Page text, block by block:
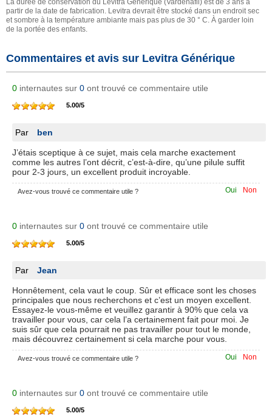
partir de la date de fabrication. Levitra devrait être stocké dans un endroit sec
et sombre à la température ambiante mais pas plus de 30 ° C. À garder loin
de la portée des enfants.
Commentaires et avis sur Levitra Générique
0 internautes sur 0 ont trouvé ce commentaire utile
5.00/5
Par ben
J’étais sceptique à ce sujet, mais cela marche exactement
comme les autres l’ont décrit, c’est-à-dire, qu’une pilule suffit
pour 2-3 jours, un excellent produit incroyable.
Non
Oui
Avez-vous trouvé ce commentaire utile ?
0 internautes sur 0 ont trouvé ce commentaire utile
5.00/5
Par Jean
Honnêtement, cela vaut le coup. Sûr et efficace sont les choses
principales que nous recherchons et c’est un moyen excellent.
Essayez-le vous-même et veuillez garantir à 90% que cela va
travailler pour vous, car cela l’a certainement fait pour moi. Je
suis sûr que cela pourrait ne pas travailler pour tout le monde,
mais découvrez certainement si cela marche pour vous.
Non
Oui
Avez-vous trouvé ce commentaire utile ?
0 internautes sur 0 ont trouvé ce commentaire utile
5.00/5